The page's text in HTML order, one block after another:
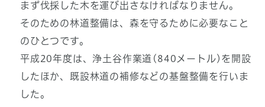
まず伐採した木を運び出さなければなりません。
そのための林道整備は、森を守るために必要なこと
のひとつです。
平成20年度は、浄土谷作業道(840メートル)を開設
したほか、既設林道の補修などの基盤整備を行いま
した。